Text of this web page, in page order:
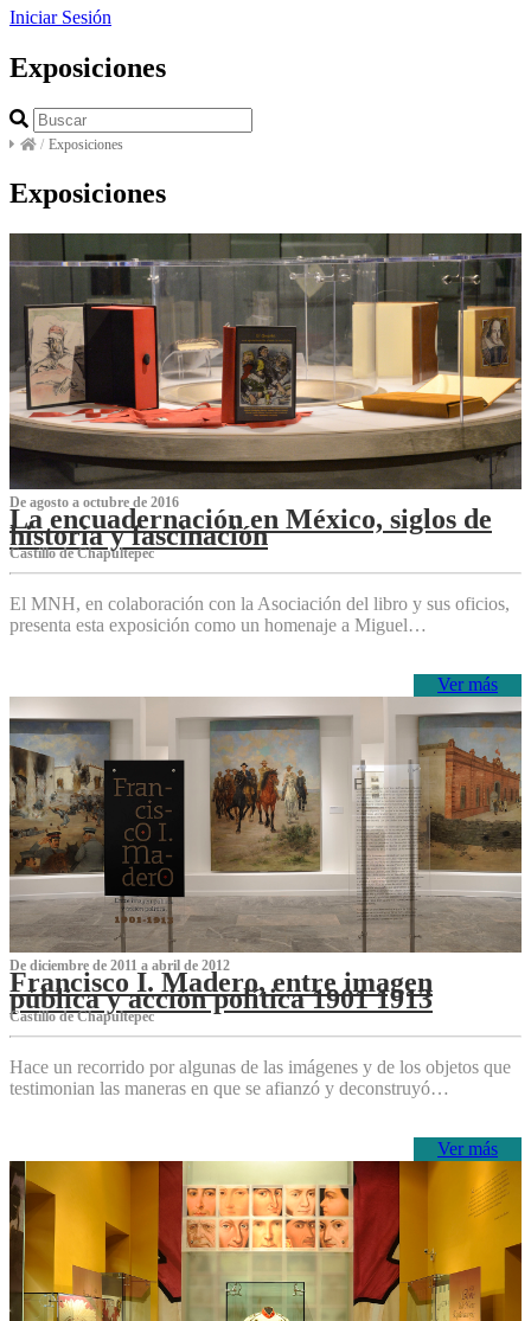
Iniciar Sesión
Exposiciones
/ Exposiciones
Exposiciones
De agosto a octubre de 2016
La encuadernación en México, siglos de
historia y fascinación
Castillo de Chapultepec
El MNH, en colaboración con la Asociación del libro y sus oficios,
presenta esta exposición como un homenaje a Miguel…
Ver más
De diciembre de 2011 a abril de 2012
Francisco I. Madero, entre imagen
pública y acción política 1901 1913
Castillo de Chapultepec
Hace un recorrido por algunas de las imágenes y de los objetos que
testimonian las maneras en que se afianzó y deconstruyó…
Ver más